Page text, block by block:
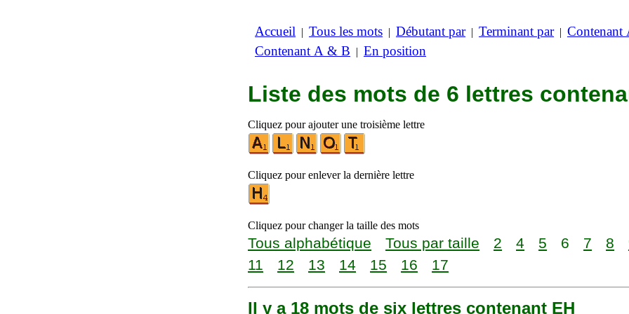
Accueil | Tous les mots | Débutant par| Terminant par| Contenant
Contenant A & B | En position
Liste des mots de 6 lettres
Cliquez pour ajouter une troisième lettre
Cliquez pour enlever la dernière lettre
Cliquez pour changer la taille des mots
Tous alphabétique Tous par taille 2 4 5 6 7 8
11
12 13 14 15 16 17
Il y a 18 mots de six lettres contenant EH